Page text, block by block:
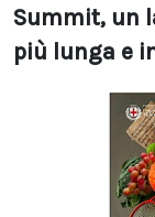
Summit, un
più lunga e